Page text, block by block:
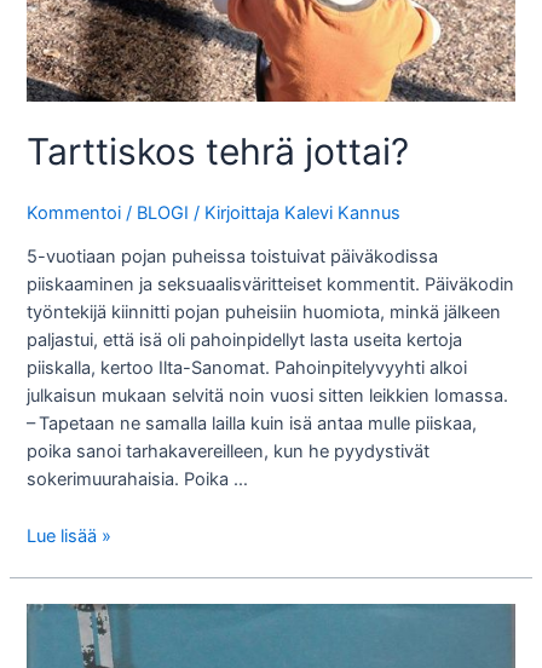
Tarttiskos tehrä jottai?
Kommentoi / BLOGI / Kirjoittaja Kalevi Kannus
5-vuotiaan pojan puheissa toistuivat päiväkodissa
piiskaaminen ja seksuaalisväritteiset kommentit. Päiväkodin
työntekijä kiinnitti pojan puheisiin huomiota, minkä jälkeen
paljastui, että isä oli pahoinpidellyt lasta useita kertoja
piiskalla, kertoo Ilta-Sanomat. Pahoinpitelyvyyhti alkoi
julkaisun mukaan selvitä noin vuosi sitten leikkien lomassa.
– Tapetaan ne samalla lailla kuin isä antaa mulle piiskaa,
poika sanoi tarhakavereilleen, kun he pyydystivät
sokerimuurahaisia. Poika …
Tarttiskos
Lue lisää »